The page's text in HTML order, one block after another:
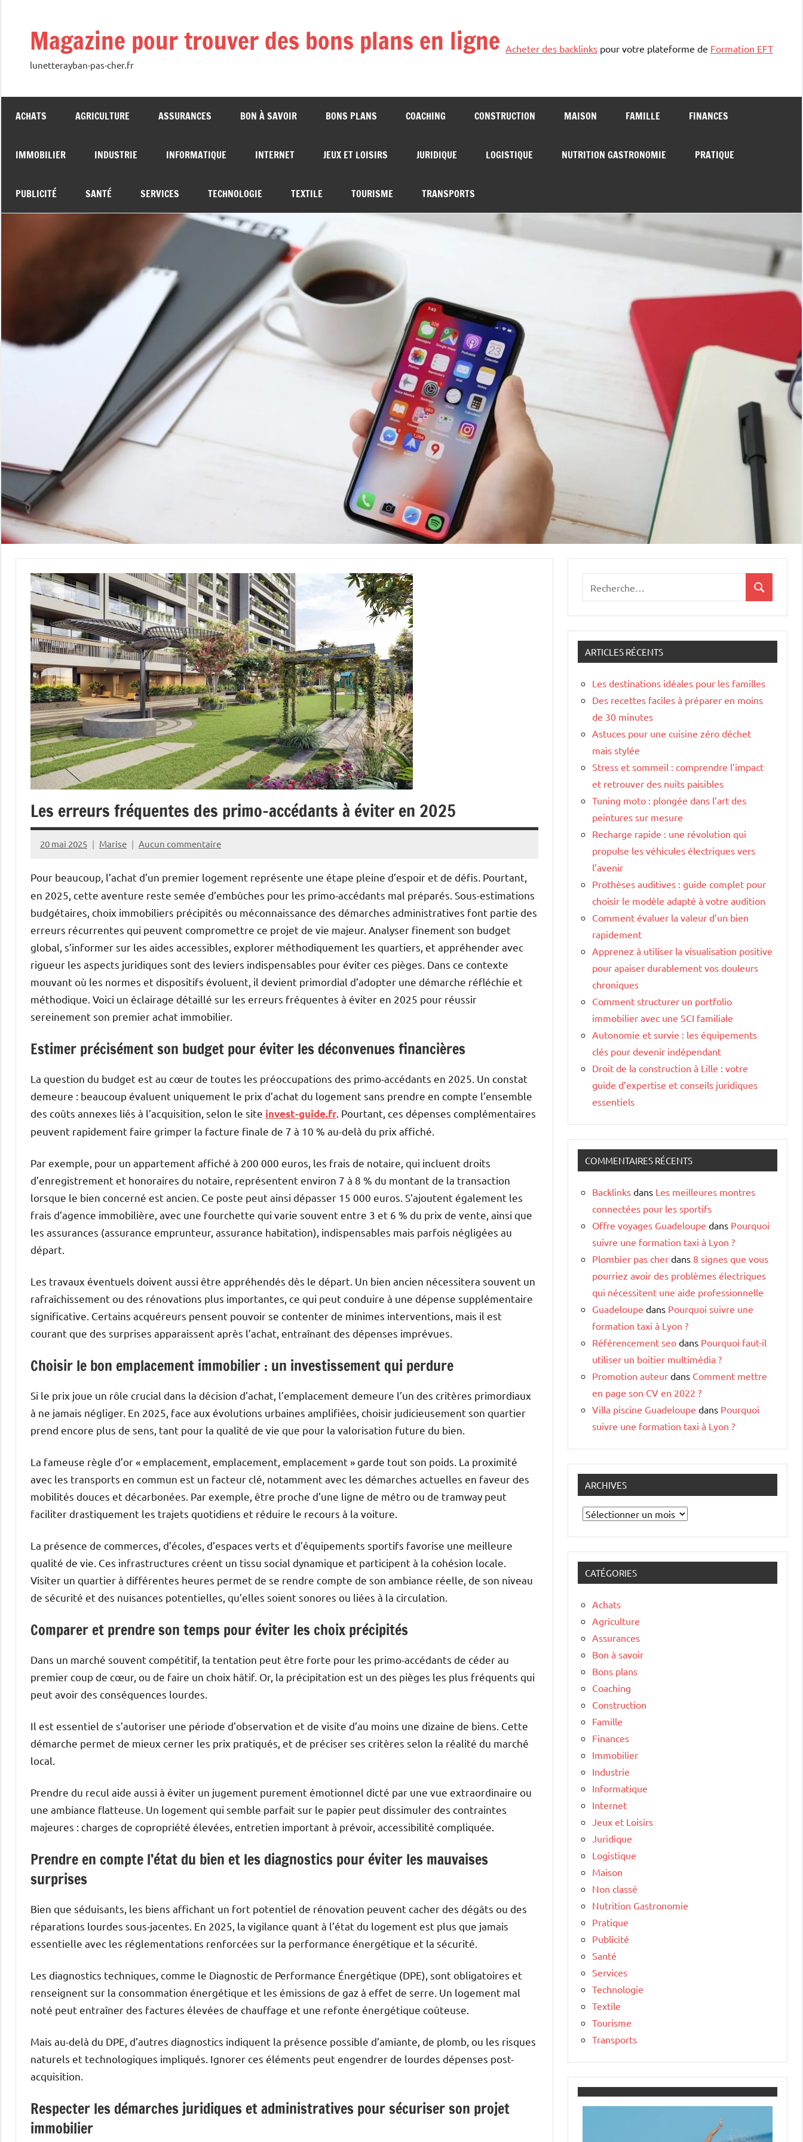
contenuMagazine pour trouver des bons plans en ligne
lunetterayban-pas-cher.fr
Acheter des backlinks pour votre plateforme de Formation EFT
ACHATS AGRICULTURE ASSURANCES BON À SAVOIR BONS PLANS COACHING CONSTRUCTION MAISON FAMILLE FINANCES
IMMOBILIER INDUSTRIE INFORMATIQUE INTERNET JEUX ET LOISIRS JURIDIQUE LOGISTIQUE NUTRITION GASTRONOMIE PRATIQUE
PUBLICITÉ SANTÉ SERVICES TECHNOLOGIE TEXTILE TOURISME TRANSPORTS
Les erreurs fréquentes des primo-accédants à éviter en 2025
20 mai 2025 Marise Aucun commentaire
Pour beaucoup, l’achat d’un premier logement représente une étape pleine d’espoir et de défis. Pourtant,
en 2025, cette aventure reste semée d’embûches pour les primo-accédants mal préparés. Sous-estimations
budgétaires, choix immobiliers précipités ou méconnaissance des démarches administratives font partie des
erreurs récurrentes qui peuvent compromettre ce projet de vie majeur. Analyser finement son budget
global, s’informer sur les aides accessibles, explorer méthodiquement les quartiers, et appréhender avec
rigueur les aspects juridiques sont des leviers indispensables pour éviter ces pièges. Dans ce contexte
mouvant où les normes et dispositifs évoluent, il devient primordial d’adopter une démarche réfléchie et
méthodique. Voici un éclairage détaillé sur les erreurs fréquentes à éviter en 2025 pour réussir
sereinement son premier achat immobilier.
Estimer précisément son budget pour éviter les déconvenues financières
La question du budget est au cœur de toutes les préoccupations des primo-accédants en 2025. Un constat
demeure : beaucoup évaluent uniquement le prix d’achat du logement sans prendre en compte l’ensemble
des coûts annexes liés à l’acquisition, selon le site invest-guide.fr . Pourtant, ces dépenses complémentaires
peuvent rapidement faire grimper la facture finale de 7 à 10 % au-delà du prix affiché.
Par exemple, pour un appartement affiché à 200 000 euros, les frais de notaire, qui incluent droits
d’enregistrement et honoraires du notaire, représentent environ 7 à 8 % du montant de la transaction
lorsque le bien concerné est ancien. Ce poste peut ainsi dépasser 15 000 euros. S’ajoutent également les
frais d’agence immobilière, avec une fourchette qui varie souvent entre 3 et 6 % du prix de vente, ainsi que
les assurances (assurance emprunteur, assurance habitation), indispensables mais parfois négligées au
départ.
Les travaux éventuels doivent aussi être appréhendés dès le départ. Un bien ancien nécessitera souvent un
rafraîchissement ou des rénovations plus importantes, ce qui peut conduire à une dépense supplémentaire
significative. Certains acquéreurs pensent pouvoir se contenter de minimes interventions, mais il est
courant que des surprises apparaissent après l’achat, entraînant des dépenses imprévues.
Choisir le bon emplacement immobilier : un investissement qui perdure
Si le prix joue un rôle crucial dans la décision d’achat, l’emplacement demeure l’un des critères primordiaux
à ne jamais négliger. En 2025, face aux évolutions urbaines amplifiées, choisir judicieusement son quartier
prend encore plus de sens, tant pour la qualité de vie que pour la valorisation future du bien.
La fameuse règle d’or « emplacement, emplacement, emplacement » garde tout son poids. La proximité
avec les transports en commun est un facteur clé, notamment avec les démarches actuelles en faveur des
mobilités douces et décarbonées. Par exemple, être proche d’une ligne de métro ou de tramway peut
faciliter drastiquement les trajets quotidiens et réduire le recours à la voiture.
La présence de commerces, d’écoles, d’espaces verts et d’équipements sportifs favorise une meilleure
qualité de vie. Ces infrastructures créent un tissu social dynamique et participent à la cohésion locale.
Visiter un quartier à différentes heures permet de se rendre compte de son ambiance réelle, de son niveau
de sécurité et des nuisances potentielles, qu’elles soient sonores ou liées à la circulation.
Comparer et prendre son temps pour éviter les choix précipités
Dans un marché souvent compétitif, la tentation peut être forte pour les primo-accédants de céder au
premier coup de cœur, ou de faire un choix hâtif. Or, la précipitation est un des pièges les plus fréquents qui
peut avoir des conséquences lourdes.
Il est essentiel de s’autoriser une période d’observation et de visite d’au moins une dizaine de biens. Cette
démarche permet de mieux cerner les prix pratiqués, et de préciser ses critères selon la réalité du marché
local.
Prendre du recul aide aussi à éviter un jugement purement émotionnel dicté par une vue extraordinaire ou
une ambiance flatteuse. Un logement qui semble parfait sur le papier peut dissimuler des contraintes
majeures : charges de copropriété élevées, entretien important à prévoir, accessibilité compliquée.
Prendre en compte l’état du bien et les diagnostics pour éviter les mauvaises
surprises
Bien que séduisants, les biens affichant un fort potentiel de rénovation peuvent cacher des dégâts ou des
réparations lourdes sous-jacentes. En 2025, la vigilance quant à l’état du logement est plus que jamais
essentielle avec les réglementations renforcées sur la performance énergétique et la sécurité.
Les diagnostics techniques, comme le Diagnostic de Performance Énergétique (DPE), sont obligatoires et
renseignent sur la consommation énergétique et les émissions de gaz à effet de serre. Un logement mal
noté peut entraîner des factures élevées de chauffage et une refonte énergétique coûteuse.
Mais au-delà du DPE, d’autres diagnostics indiquent la présence possible d’amiante, de plomb, ou les risques
naturels et technologiques impliqués. Ignorer ces éléments peut engendrer de lourdes dépenses post-
acquisition.
Respecter les démarches juridiques et administratives pour sécuriser son projet
immobilier
pour
:
Recherche
ARTICLES RÉCENTS
Les destinations idéales pour les familles
Des recettes faciles à préparer en moins
de 30 minutes
Astuces pour une cuisine zéro déchet
mais stylée
Stress et sommeil : comprendre l’impact
et retrouver des nuits paisibles
Tuning moto : plongée dans l’art des
peintures sur mesure
Recharge rapide : une révolution qui
propulse les véhicules électriques vers
l’avenir
Prothèses auditives : guide complet pour
choisir le modèle adapté à votre audition
Comment évaluer la valeur d’un bien
rapidement
Apprenez à utiliser la visualisation positive
pour apaiser durablement vos douleurs
chroniques
Comment structurer un portfolio
immobilier avec une SCI familiale
Autonomie et survie : les équipements
clés pour devenir indépendant
Droit de la construction à Lille : votre
guide d’expertise et conseils juridiques
essentiels
COMMENTAIRES RÉCENTS
Backlinks dans Les meilleures montres
connectées pour les sportifs
Offre voyages Guadeloupe dans Pourquoi
suivre une formation taxi à Lyon ?
Plombier pas cher dans 8 signes que vous
pourriez avoir des problèmes électriques
qui nécessitent une aide professionnelle
Guadeloupe dans Pourquoi suivre une
formation taxi à Lyon ?
Référencement seo dans Pourquoi faut-il
utiliser un boitier multimédia ?
Promotion auteur dans Comment mettre
en page son CV en 2022 ?
Villa piscine Guadeloupe dans Pourquoi
suivre une formation taxi à Lyon ?
ARCHIVES
Archives
CATÉGORIES
Achats
Agriculture
Assurances
Bon à savoir
Bons plans
Coaching
Construction
Famille
Finances
Immobilier
Industrie
Informatique
Internet
Jeux et Loisirs
Juridique
Logistique
Maison
Non classé
Nutrition Gastronomie
Pratique
Publicité
Santé
Services
Technologie
Textile
Tourisme
Transports